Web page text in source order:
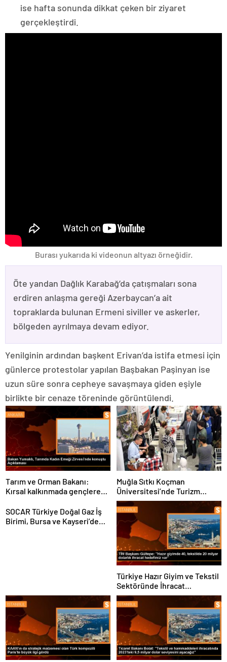
ise hafta sonunda dikkat çeken bir ziyaret
gerçekleştirdi.
Burası yukarıda ki videonun altyazı örneğidir.
Öte yandan Dağlık Karabağ’da çatışmaları sona
erdiren anlaşma gereği Azerbaycan’a ait
topraklarda bulunan Ermeni siviller ve askerler,
bölgeden ayrılmaya devam ediyor.
Yenilginin ardından başkent Erivan’da istifa etmesi için
günlerce protestolar yapılan Başbakan Paşinyan ise
uzun süre sonra cepheye savaşmaya giden eşiyle
birlikte bir cenaze töreninde görüntülendi.
Tarım ve Orman Bakanı:
Kırsal kalkınmada gençlere
yapıyoruz
Muğla Sıtkı Koçman
Üniversitesi’nde Turizm
Sektörü ve Öğrenciler
Buluştu
SOCAR Türkiye Doğal Gaz İş
Birimi, Bursa ve Kayseri’de
Türkiye Hazır Giyim ve Tekstil
Sektöründe İhracat
Hedeflerini Açıkladı